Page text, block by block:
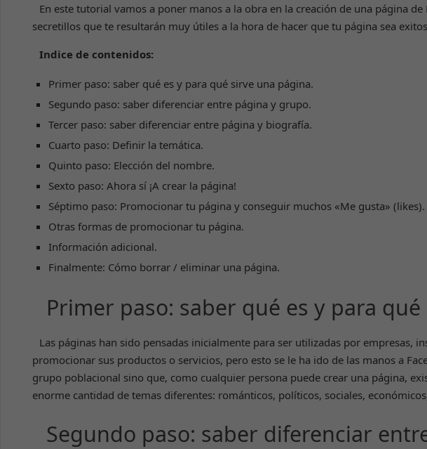
En este tutorial vamos a poner manos a la obra en la creación de una página
secretillos que te resultarán muy útiles a la hora de hacer que tu página sea
Indice de contenidos:
Primer paso: saber qué es y para qué sirve una página.
Segundo paso: saber diferenciar entre página y grupo.
Tercer paso: saber diferenciar entre página y biografía.
Cuarto paso: Definir la temática.
Quinto paso: Elección del nombre.
Sexto paso: Ahora sí ¡A crear la página!
Séptimo paso: Promocionar tu página y conseguir muchos «Me gusta» (likes).
Otras formas de promocionar tu página.
Información adicional.
Finalmente: Cómo borrar / eliminar una página.
Primer paso: saber qué es y para
Las páginas han sido pensadas inicialmente para ser utilizadas por empresas,
promocionar sus productos o servicios, pero esto se le ha ido de las manos a
grupo poblacional sino que, como cualquier persona puede crear una página,
enorme cantidad de temas diferentes: románticos, políticos, sociales,
Segundo paso: saber diferenciar